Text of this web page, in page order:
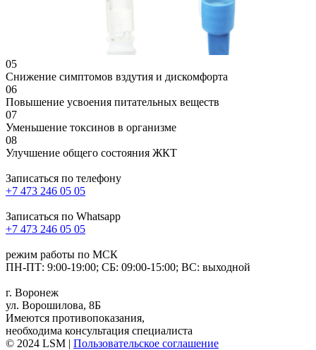
05
Снижение симптомов вздутия и дискомфорта
06
Повышение усвоения питательных веществ
07
Уменьшение токсинов в организме
08
Улучшение общего состояния ЖКТ
Записаться по телефону
+7 473 246 05 05
Записаться по Whatsapp
+7 473 246 05 05
режим работы по МСК
ПН-ПТ: 9:00-19:00; СБ: 09:00-15:00; ВС: выходной
г. Воронеж
ул. Ворошилова, 8Б
Имеются противопоказания,
необходима консультация специалиста
© 2024 LSM | Пользовательское соглашение